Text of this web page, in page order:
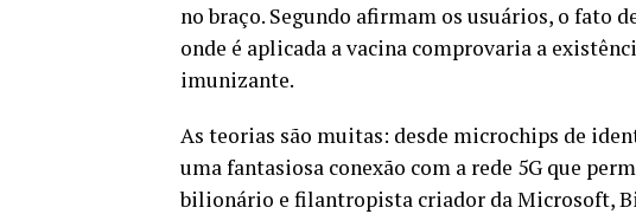
no braço. Segundo afirmam os usuários, o fato
onde é aplicada a vacina comprovaria a
imunizante.
As teorias são muitas: desde microchips de
uma fantasiosa conexão com a rede 5G que
bilionário e filantropista criador da Microsoft,